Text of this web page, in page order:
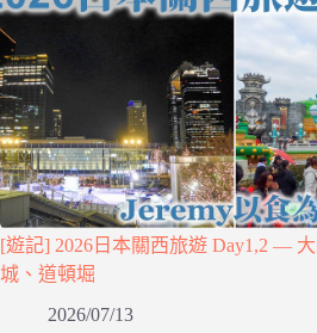
[遊記] 2026日本關西旅遊 Day1,2 —
城、道頓堀
2026/07/13